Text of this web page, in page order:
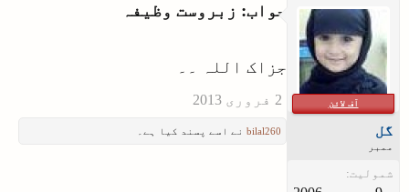
آف لائن
گل
ممبر
شمولیت:
جواب: زبروست وظیفہ
جزاک اللہ ۔۔
bilal260 نے اسے پسند کیا ہے۔